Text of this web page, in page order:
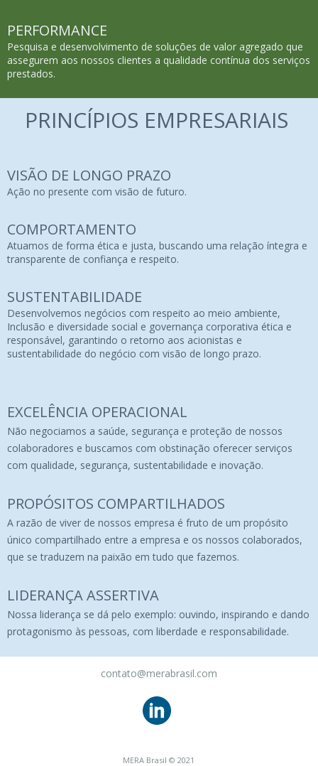
PERFORMANCE
Pesquisa e desenvolvimento de soluções de valor agregado que
assegurem aos nossos clientes a qualidade contínua dos serviços
prestados.
PRINCÍPIOS EMPRESARIAIS
VISÃO DE LONGO PRAZO
Ação no presente com visão de futuro.
COMPORTAMENTO
Atuamos de forma ética e justa, buscando uma relação íntegra e
transparente de confiança e respeito.
SUSTENTABILIDADE
Desenvolvemos negócios com respeito ao meio ambiente,
Inclusão e diversidade social e governança corporativa ética e
responsável, garantindo o retorno aos acionistas e
sustentabilidade do negócio com visão de longo prazo.
EXCELÊNCIA OPERACIONAL
Não negociamos a saúde, segurança e proteção de nossos
colaboradores e buscamos com obstinação oferecer serviços
com qualidade, segurança, sustentabilidade e inovação.
PROPÓSITOS COMPARTILHADOS
A razão de viver de nossos empresa é fruto de um propósito
único compartilhado entre a empresa e os nossos colaborados,
que se traduzem na paixão em tudo que fazemos.
LIDERANÇA ASSERTIVA
Nossa liderança se dá pelo exemplo: ouvindo, inspirando e dando
protagonismo às pessoas, com liberdade e responsabilidade.
contato@merabrasil.com
MERA Brasil © 2021